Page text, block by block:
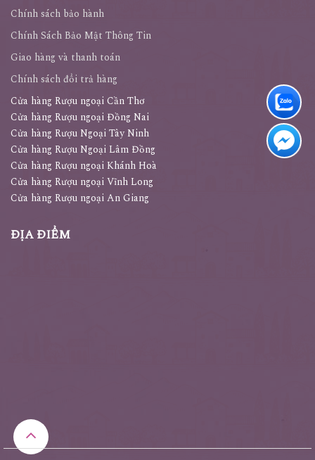
Chính sách bảo hành
Chính Sách Bảo Mật Thông Tin
Giao hàng và thanh toán
Chính sách đổi trả hàng
Cửa hàng Rượu ngoại Cần Thơ
Cửa hàng Rượu ngoại Đồng Nai
Cửa hàng Rượu Ngoại Tây Ninh
Cửa hàng Rượu Ngoại Lâm Đồng
Cửa hàng Rượu ngoại Khánh Hoà
Cửa hàng Rượu ngoại Vĩnh Long
Cửa hàng Rượu ngoại An Giang
ĐỊA ĐIỂM